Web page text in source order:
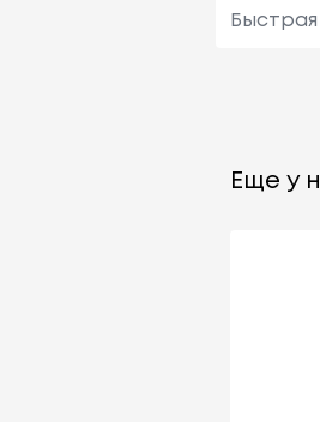
Еще у